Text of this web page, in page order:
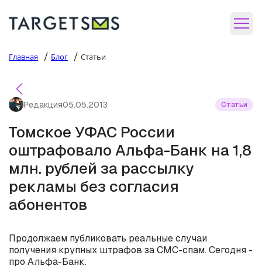
Главная / Блог / Статьи
Редакция05.05.2013 Статьи
Томское УФАС России
оштрафовало Альфа-Банк на 1,8
млн. рублей за рассылку
рекламы без согласия
абонентов
Продолжаем публиковать реальные случаи
получения крупных штрафов за СМС-спам. Сегодня -
про Альфа-Банк.